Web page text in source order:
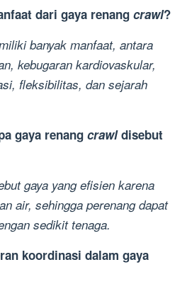
dari gaya renang crawl?
banyak manfaat, antara
kebugaran kardiovaskular,
fleksibilitas, dan sejarah
gaya renang crawldisebut
gaya yang efisien karena
air, sehingga perenang dapat
sedikit tenaga.
koordinasi dalam gaya